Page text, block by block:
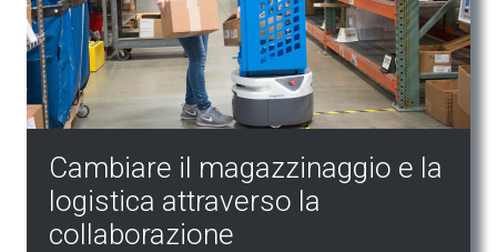
Cambiare il magazzinaggio e la
logistica attraverso la
collaborazione